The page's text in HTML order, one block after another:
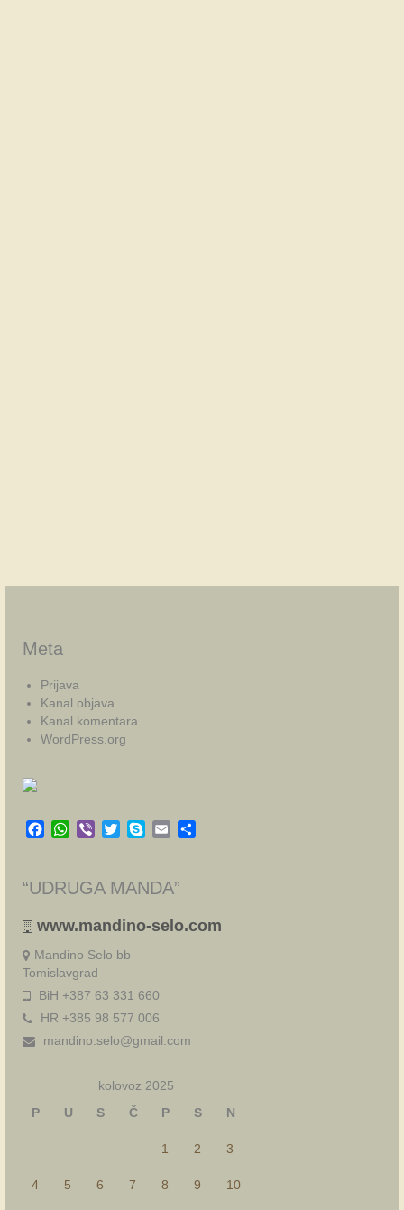
Meta
Prijava
Kanal objava
Kanal komentara
WordPress.org
Facebook
WhatsApp
Viber TwitterSkypeEmail
“UDRUGA MANDA”
www.mandino-selo.com
Mandino Selo bb
Tomislavgrad
BiH +387 63 331 660
HR +385 98 577 006
mandino.selo@gmail.com
kolovoz 2025
P
U S Č P S N
1 2 3
4 5 6 7 8 9 10